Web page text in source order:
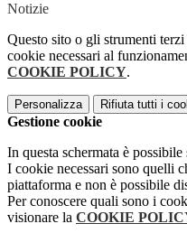
Notizie
Questo sito o gli strumenti
cookie necessari al
COOKIE POLICY.
Personalizza Rifiuta tutti i
Gestione cookie
In questa schermata è
I cookie necessari sono quelli
piattaforma e non è possibile
Per conoscere quali sono i
visionare la COOKIE